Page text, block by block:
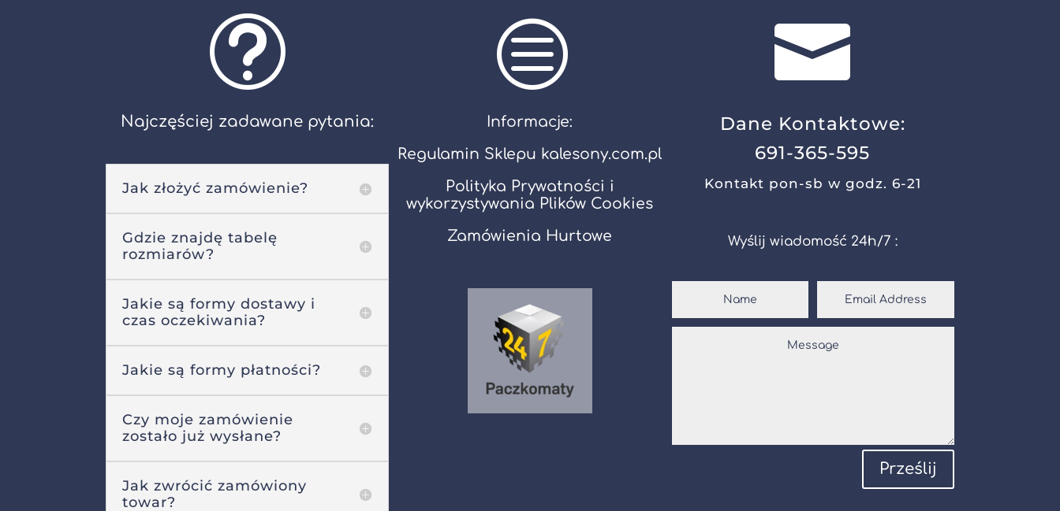
t
Najczęściej zadawane pytania:
Jak złożyć zamówienie?
Gdzie znajdę tabelę
rozmiarów?
Jakie są formy dostawy i
czas oczekiwania?
Jakie są formy płatności?
Czy moje zamówienie
zostało już wysłane?
Jak zwrócić zamówiony
towar?
c
Informacje:
Regulamin Sklepu kalesony.com.pl
Polityka Prywatności i
wykorzystywania Plików Cookies
Zamówienia Hurtowe

Dane Kontaktowe:
691-365-595
Kontakt pon-sb w godz. 6-21
Wyślij wiadomość 24h/7 :
Prześlij